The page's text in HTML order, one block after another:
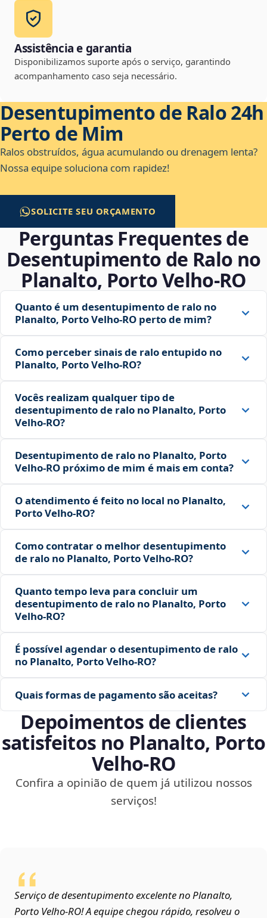
Assistência e garantia
Disponibilizamos suporte após o serviço, garantindo
acompanhamento caso seja necessário.
Desentupimento de Ralo 24h
Perto de Mim
Ralos obstruídos, água acumulando ou drenagem lenta?
Nossa equipe soluciona com rapidez!
SOLICITE SEU ORÇAMENTO
Perguntas Frequentes de
Desentupimento de Ralo no
Planalto, Porto Velho‑RO
Quanto é um desentupimento de ralo no
Planalto, Porto Velho‑RO perto de mim?
Como perceber sinais de ralo entupido no
Planalto, Porto Velho‑RO?
Vocês realizam qualquer tipo de
desentupimento de ralo no Planalto, Porto
Velho‑RO?
Desentupimento de ralo no Planalto, Porto
Velho‑RO próximo de mim é mais em conta?
O atendimento é feito no local no Planalto,
Porto Velho‑RO?
Como contratar o melhor desentupimento
de ralo no Planalto, Porto Velho‑RO?
Quanto tempo leva para concluir um
desentupimento de ralo no Planalto, Porto
Velho‑RO?
É possível agendar o desentupimento de ralo
no Planalto, Porto Velho‑RO?
Quais formas de pagamento são aceitas?
Depoimentos de clientes
satisfeitos no Planalto, Porto
Velho‑RO
Confira a opinião de quem já utilizou nossos
serviços!
Serviço de desentupimento excelente no Planalto,
Porto Velho‑RO! A equipe chegou rápido, resolveu o